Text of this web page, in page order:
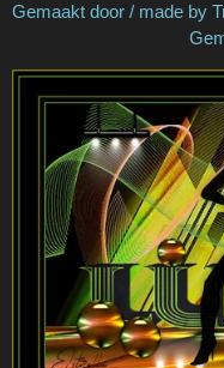
Gemaakt
Gemaakt door